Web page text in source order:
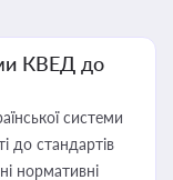
КВЕД до
системи
до стандартів
нормативні